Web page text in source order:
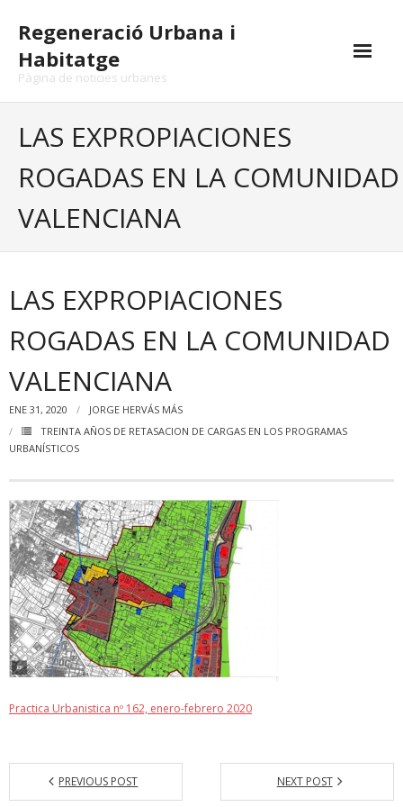
Regeneració Urbana i
Habitatge
Pàgina de noticies urbanes
LAS EXPROPIACIONES
ROGADAS EN LA COMUNIDAD
VALENCIANA
LAS EXPROPIACIONES
ROGADAS EN LA COMUNIDAD
VALENCIANA
ENE 31, 2020
JORGE HERVÁS MÁS
TREINTA AÑOS DE RETASACION DE CARGAS EN LOS PROGRAMAS
URBANÍSTICOS
Practica Urbanistica nº 162, enero-febrero 2020
PREVIOUS POST NEXT POST